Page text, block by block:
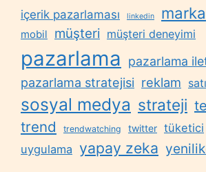
içerik pazarlaması linkedin marka
mobil müşteri müşteri deneyimi
pazarlama
pazarlama
pazarlama stratejisi reklam
sosyal medya strateji
trend trendwatching twitter tüketici
uygulama yapay zeka